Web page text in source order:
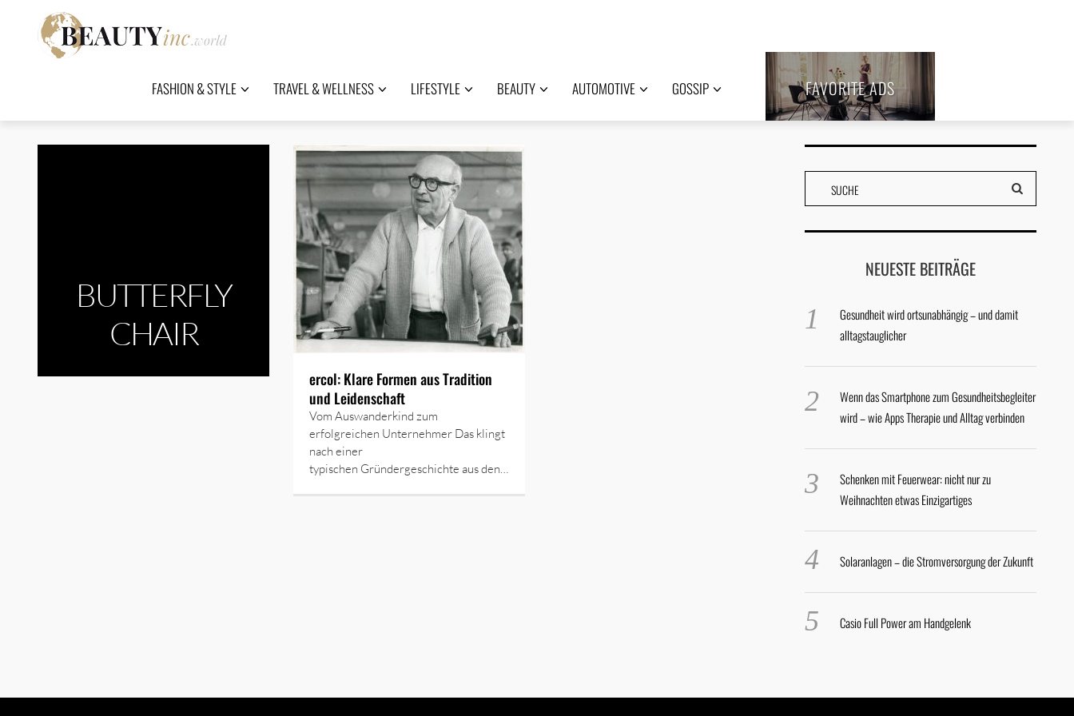
FASHION & STYLE TRAVEL & WELLNESS LIFESTYLE BEAUTY AUTOMOTIVE GOSSIP FAVORITE ADS
BUTTERFLY
CHAIR
ercol: Klare Formen aus Tradition
und Leidenschaft
Vom Auswanderkind zum
erfolgreichen Unternehmer Das klingt
nach einer
typischen Gründergeschichte aus den…
NEUESTE BEITRÄGE
Gesundheit wird ortsunabhängig – und damit
alltagstauglicher
Wenn das Smartphone zum Gesundheitsbegleiter
wird – wie Apps Therapie und Alltag verbinden
Schenken mit Feuerwear: nicht nur zu
Weihnachten etwas Einzigartiges
Solaranlagen – die Stromversorgung der Zukunft
Casio Full Power am Handgelenk